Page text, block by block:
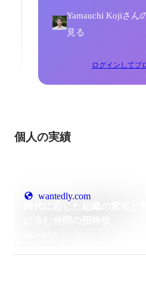
Yamauchi Kojiさん
見る
ログインしてプ
個人の実績
wantedly.com